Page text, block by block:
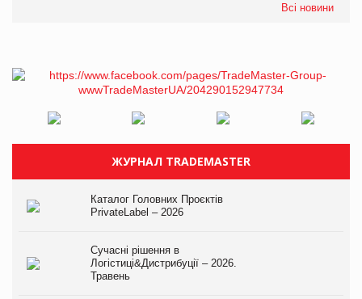
Всі новини
ЖУРНАЛ TRADEMASTER
Каталог Головних Проєктів
PrivateLabel – 2026
Сучасні рішення в
Логістиці&Дистрибуції – 2026.
Травень